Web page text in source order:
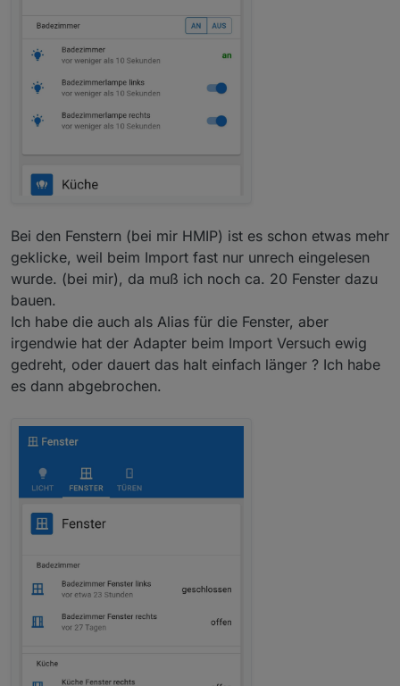
drei dinge sind mir bis jetzt aufgefallen:
Bei den Fenstern (bei mir HMIP) ist es schon etwas mehr
geklicke, weil beim Import fast nur unrech eingelesen
wurde. (bei mir), da muß ich noch ca. 20 Fenster dazu
bauen.
Ich habe die auch als Alias für die Fenster, aber
irgendwie hat der Adapter beim Import Versuch ewig
gedreht, oder dauert das halt einfach länger ? Ich habe
es dann abgebrochen.